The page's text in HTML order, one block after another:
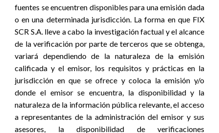
fuentes se encuentren disponibles para una emisión dada
o en una determinada jurisdicción. La forma en que FIX
SCR S.A. lleve a cabo la investigación factual y el alcance
de la verificación por parte de terceros que se obtenga,
variará dependiendo de la naturaleza de la emisión
calificada y el emisor, los requisitos y prácticas en la
jurisdicción en que se ofrece y coloca la emisión y/o
donde el emisor se encuentra, la disponibilidad y la
naturaleza de la información pública relevante, el acceso
a representantes de la administración del emisor y sus
asesores, la disponibilidad de verificaciones